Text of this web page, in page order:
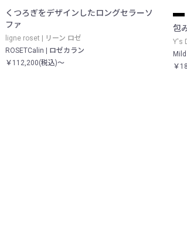
くつろぎをデザインしたロングセラーソ
ファ
ligne roset | リーン ロゼ
ROSETCalin | ロゼカラン
￥112,200(税込)～
包
Y's
￥